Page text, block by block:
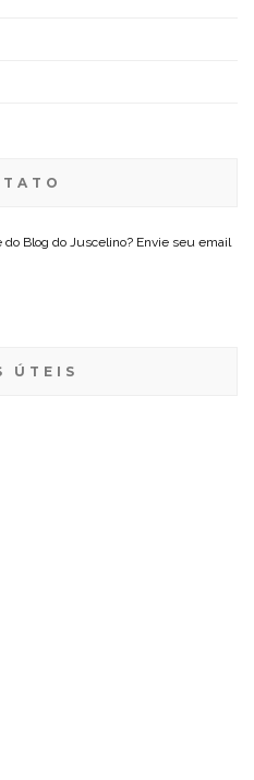
Blog do Juscelino? Envie seu email
ÚTEIS